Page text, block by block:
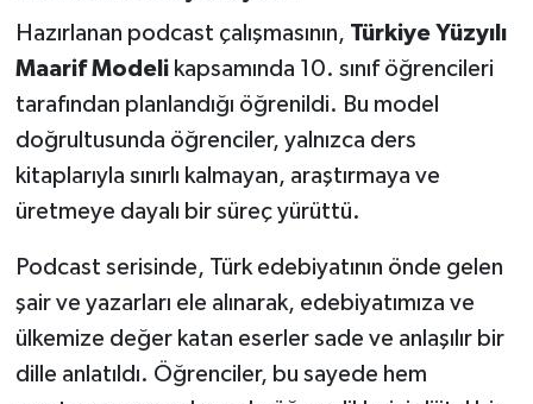
Hazırlanan podcast çalışmasının, Türkiye Yüzyılı
Maarif Modelikapsamında 10. sınıf öğrencileri
tarafından planlandığı öğrenildi. Bu model
doğrultusunda öğrenciler, yalnızca ders
kitaplarıyla sınırlı kalmayan, araştırmaya ve
üretmeye dayalı bir süreç yürüttü.
Podcast serisinde, Türk edebiyatının önde gelen
şair ve yazarları ele alınarak, edebiyatımıza ve
ülkemize değer katan eserler sade ve anlaşılır bir
dille anlatıldı. Öğrenciler, bu sayede hem